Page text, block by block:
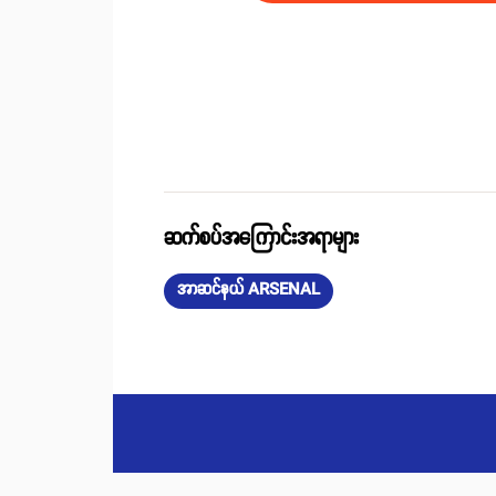
ဆက်စပ်အကြောင်းအရာများ
အာဆင်နယ် ARSENAL